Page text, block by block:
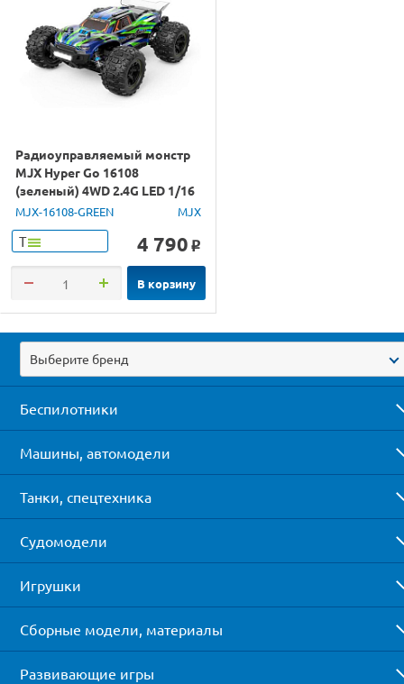
Радиоуправляемый монстр
MJX Hyper Go 16108
(зеленый) 4WD 2.4G LED 1/16
RTR
MJX-16108-GREEN MJX
Т 4 790 o
В корзину
Выберите бренд
Беспилотники
Машины, автомодели
Танки, спецтехника
Судомодели
Игрушки
Сборные модели, материалы
Развивающие игры